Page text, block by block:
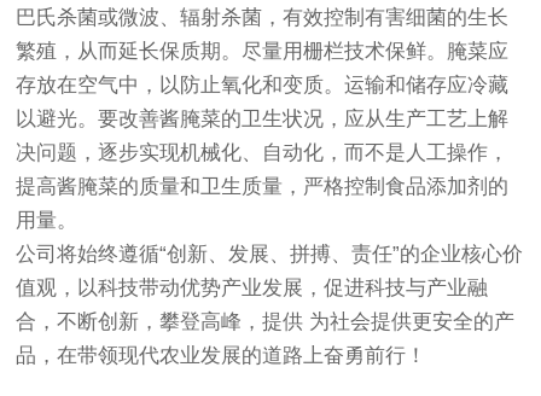
巴氏杀菌或微波、辐射杀菌，有效控制有害细菌的生长
繁殖，从而延长保质期。尽量用栅栏技术保鲜。腌菜应
存放在空气中，以防止氧化和变质。运输和储存应冷藏
以避光。要改善酱腌菜的卫生状况，应从生产工艺上解
决问题，逐步实现机械化、自动化，而不是人工操作，
提高酱腌菜的质量和卫生质量，严格控制食品添加剂的
用量。
公司将始终遵循“创新、发展、拼搏、责任”的企业核心价
值观，以科技带动优势产业发展，促进科技与产业融
合，不断创新，攀登高峰，提供 为社会提供更安全的产
品，在带领现代农业发展的道路上奋勇前行！